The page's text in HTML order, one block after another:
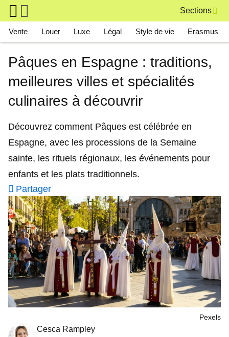
Skip to main content
Sections
Main navigation
Vente Louer Luxe Légal Style de vie Erasmus
Pâques en Espagne : traditions,
meilleures villes et spécialités
culinaires à découvrir
Découvrez comment Pâques est célébrée en
Espagne, avec les processions de la Semaine
sainte, les rituels régionaux, les événements pour
enfants et les plats traditionnels.
Partager
Pexels
Cesca Rampley